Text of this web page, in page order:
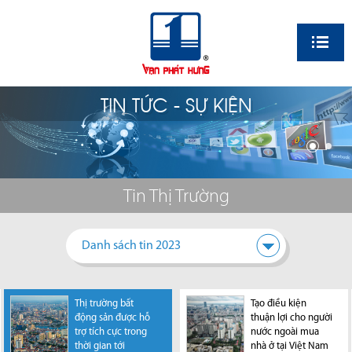
TIN TỨC - SỰ KIỆN
Tin Thị Trường
Danh sách tin 2023
Thủ tướng phê
duyệt Quy hoạch
TPHCM thời kỳ
2021-2030, tầm
Thị trường BĐS tại
TP.HCM phục hồi rõ
nét trong tháng
9/2024
Thị trường bất
động sản sẽ chứng
kiến một bước
ngoặt lớn vào giữa
Thị trường bất
động sản được hỗ
trợ tích cực trong
thời gian tới
Tạo điều kiện
thuận lợi cho người
nước ngoài mua
nhà ở tại Việt Nam